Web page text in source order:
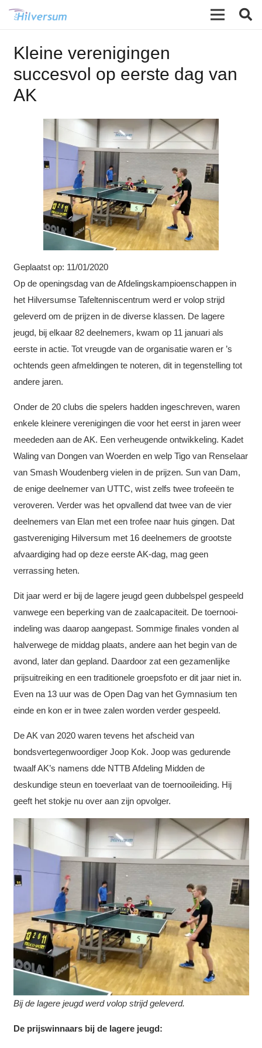
Kleine verenigingen
succesvol op eerste dag van
AK
Geplaatst op: 11/01/2020
Op de openingsdag van de Afdelingskampioenschappen in
het Hilversumse Tafeltenniscentrum werd er volop strijd
geleverd om de prijzen in de diverse klassen. De lagere
jeugd, bij elkaar 82 deelnemers, kwam op 11 januari als
eerste in actie. Tot vreugde van de organisatie waren er ’s
ochtends geen afmeldingen te noteren, dit in tegenstelling tot
andere jaren.
Onder de 20 clubs die spelers hadden ingeschreven, waren
enkele kleinere verenigingen die voor het eerst in jaren weer
meededen aan de AK. Een verheugende ontwikkeling. Kadet
Waling van Dongen van Woerden en welp Tigo van Renselaar
van Smash Woudenberg vielen in de prijzen. Sun van Dam,
de enige deelnemer van UTTC, wist zelfs twee trofeeën te
veroveren. Verder was het opvallend dat twee van de vier
deelnemers van Elan met een trofee naar huis gingen. Dat
gastvereniging Hilversum met 16 deelnemers de grootste
afvaardiging had op deze eerste AK-dag, mag geen
verrassing heten.
Dit jaar werd er bij de lagere jeugd geen dubbelspel gespeeld
vanwege een beperking van de zaalcapaciteit. De toernooi-
indeling was daarop aangepast. Sommige finales vonden al
halverwege de middag plaats, andere aan het begin van de
avond, later dan gepland. Daardoor zat een gezamenlijke
prijsuitreiking en een traditionele groepsfoto er dit jaar niet in.
Even na 13 uur was de Open Dag van het Gymnasium ten
einde en kon er in twee zalen worden verder gespeeld.
De AK van 2020 waren tevens het afscheid van
bondsvertegenwoordiger Joop Kok. Joop was gedurende
twaalf AK’s namens dde NTTB Afdeling Midden de
deskundige steun en toeverlaat van de toernooileiding. Hij
geeft het stokje nu over aan zijn opvolger.
Bij de lagere jeugd werd volop strijd geleverd.
De prijswinnaars bij de lagere jeugd: